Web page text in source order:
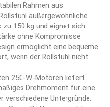
Rahmen aus
außergewöhnliche
150 kg und eignet sich
ohne Kompromisse
ermöglicht eine bequeme
wenn der Rollstuhl nicht
250-W-Motoren liefert
Drehmoment für eine
verschiedene Untergründe.